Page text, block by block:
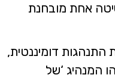
אחת מובחנת
דומיננטית,
המנהיג ‘של